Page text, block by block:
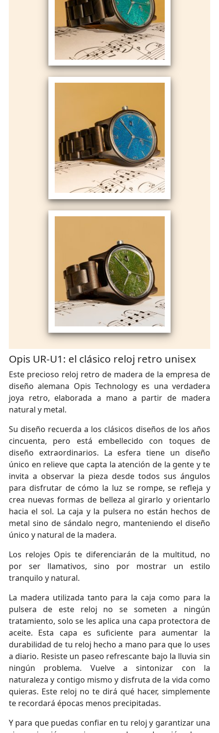
Opis UR-U1: el clásico reloj retro unisex
Este precioso reloj retro de madera de la empresa de
diseño alemana Opis Technology es una verdadera
joya retro, elaborada a mano a partir de madera
natural y metal.
Su diseño recuerda a los clásicos diseños de los años
cincuenta, pero está embellecido con toques de
diseño extraordinarios. La esfera tiene un diseño
único en relieve que capta la atención de la gente y te
invita a observar la pieza desde todos sus ángulos
para disfrutar de cómo la luz se rompe, se refleja y
crea nuevas formas de belleza al girarlo y orientarlo
hacia el sol. La caja y la pulsera no están hechos de
metal sino de sándalo negro, manteniendo el diseño
único y natural de la madera.
Los relojes Opis te diferenciarán de la multitud, no
por ser llamativos, sino por mostrar un estilo
tranquilo y natural.
La madera utilizada tanto para la caja como para la
pulsera de este reloj no se someten a ningún
tratamiento, solo se les aplica una capa protectora de
aceite. Esta capa es suficiente para aumentar la
durabilidad de tu reloj hecho a mano para que lo uses
a diario. Resiste un paseo refrescante bajo la lluvia sin
ningún problema. Vuelve a sintonizar con la
naturaleza y contigo mismo y disfruta de la vida como
quieras. Este reloj no te dirá qué hacer, simplemente
te recordará épocas menos precipitadas.
Y para que puedas confiar en tu reloj y garantizar una